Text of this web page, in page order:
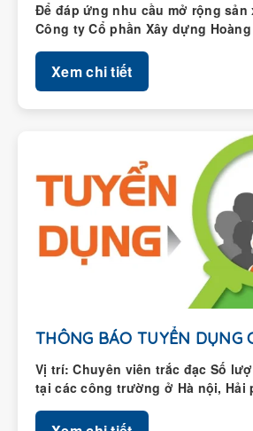
Công ty Cổ phần Xây dựng
Xem chi tiết
Vị trí: Chuyên viên trắc đạc Số
tại các công trường ở Hà nội, Hải
Xem chi tiết